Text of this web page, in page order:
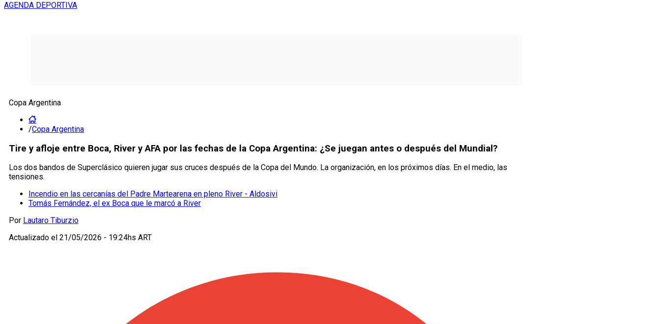
AGENDA DEPORTIVA
Copa Argentina
/Copa Argentina
Tire y afloje entre Boca, River y AFA por las fechas de la Copa Argentina: ¿Se juegan antes o después del Mundial?
Los dos bandos de Superclásico quieren jugar sus cruces después de la Copa del Mundo. La organización, en los próximos días. En el medio, las
tensiones.
Incendio en las cercanías del Padre Martearena en pleno River - Aldosivi
Tomás Fernández, el ex Boca que le marcó a River
Por Lautaro Tiburzio
Actualizado el 21/05/2026 - 19:24hs ART